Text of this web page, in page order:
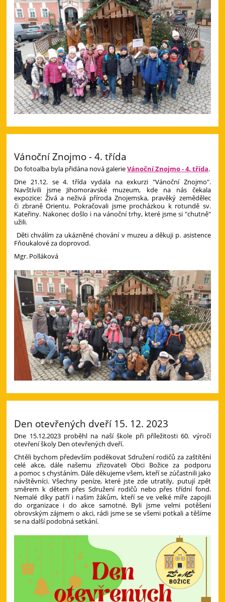
Vánoční Znojmo - 4. třída
Do fotoalba byla přidána nová galerieVánoční Znojmo - 4. třída.
Dne 21.12. se 4. třída vydala na exkurzi "Vánoční Znojmo".
Navštívili jsme Jihomoravské muzeum, kde na nás čekala
expozice: Živá a neživá příroda Znojemska, pravěký zemědělec
či zbraně Orientu. Pokračovali jsme procházkou k rotundě sv.
Kateřiny. Nakonec došlo i na vánoční trhy, které jsme si "chutně"
užili.
Děti chválím za ukázněné chování v muzeu a děkuji p. asistence
Fňoukalové za doprovod.
Mgr. Polláková
Den otevřených dveří 15. 12. 2023
Dne 15.12.2023 proběhl na naší škole při příležitosti 60. výročí
otevření školy Den otevřených dveří.
Chtěli bychom především poděkovat Sdružení rodičů za zaštítění
celé akce, dále našemu zřizovateli Obci Božice za podporu
a pomoc s chystáním. Dále děkujeme všem, kteří se zúčastnili jako
návštěvníci. Všechny peníze, které jste zde utratily, putují zpět
směrem k dětem přes Sdružení rodičů nebo přes třídní fond.
Nemalé díky patří i našim žákům, kteří se ve velké míře zapojili
do organizace i do akce samotné. Byli jsme velmi potěšeni
obrovským zájmem o akci, rádi jsme se se všemi potkali a těšíme
se na další podobná setkání.